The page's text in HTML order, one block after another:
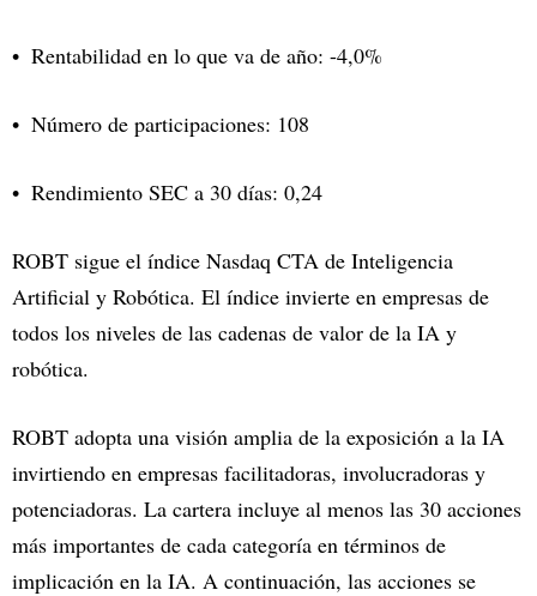
Rentabilidad en lo que va de año: -4,0%
Número de participaciones: 108
Rendimiento SEC a 30 días: 0,24
ROBT sigue el índice Nasdaq CTA de Inteligencia
Artificial y Robótica. El índice invierte en empresas de
todos los niveles de las cadenas de valor de la IA y
robótica.
ROBT adopta una visión amplia de la exposición a la IA
invirtiendo en empresas facilitadoras, involucradoras y
potenciadoras. La cartera incluye al menos las 30 acciones
más importantes de cada categoría en términos de
implicación en la IA. A continuación, las acciones se